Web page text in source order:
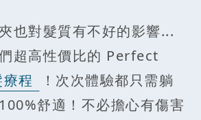
也對髮質有不好的影響...
超高性價比的 Perfect
程
！次次體驗都只需躺
舒適！不必擔心有傷害